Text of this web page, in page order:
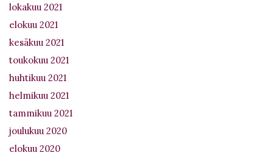
lokakuu 2021
elokuu 2021
kesäkuu 2021
toukokuu 2021
huhtikuu 2021
helmikuu 2021
tammikuu 2021
joulukuu 2020
elokuu 2020